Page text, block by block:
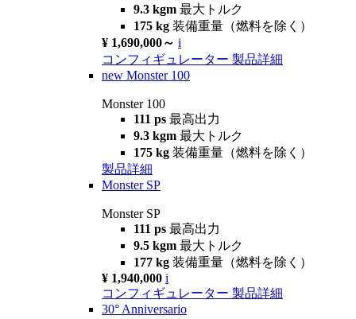
9.3 kgm 最大トルク
175 kg 装備重量（燃料を除く）
¥ 1,690,000～ i
コンフィギュレーター 製品詳細
new Monster 100
Monster 100
111 ps 最高出力
9.3 kgm 最大トルク
175 kg 装備重量（燃料を除く）
製品詳細
Monster SP
Monster SP
111 ps 最高出力
9.5 kgm 最大トルク
177 kg 装備重量（燃料を除く）
¥ 1,940,000 i
コンフィギュレーター 製品詳細
30° Anniversario